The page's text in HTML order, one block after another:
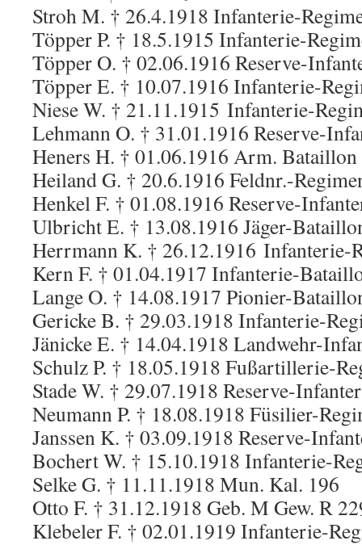
Stroh M. † 26.4.1918 Infanterie-
Töpper P. † 18.5.1915 Infanterie-
Töpper O. † 02.06.1916 Reserve-
Töpper E. † 10.07.1916 Infanterie-
Niese W. † 21.11.1915 Infanterie-
Lehmann O. † 31.01.1916 Reserve-
Heners H. † 01.06.1916 Arm.
Heiland G. † 20.6.1916 Feldnr.-
Henkel F. † 01.08.1916 Reserve-
Ulbricht E. † 13.08.1916 Jäger-
Herrmann K. † 26.12.1916 Infanterie-
Kern F. † 01.04.1917 Infanterie-
Lange O. † 14.08.1917 Pionier-
Gericke B. † 29.03.1918 Infanterie-
Jänicke E. † 14.04.1918 Landwehr-
Schulz P. † 18.05.1918 Fußartillerie-
Stade W. † 29.07.1918 Reserve-
Neumann P. † 18.08.1918 Füsilier-
Janssen K. † 03.09.1918 Reserve-
Bochert W. † 15.10.1918 Infanterie-
Selke G. † 11.11.1918 Mun. Kal. 196
Otto F. † 31.12.1918 Geb. M Gew. R
Klebeler F. † 02.01.1919 Infanterie-